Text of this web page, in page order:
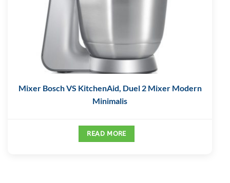
Mixer Bosch VS KitchenAid, Duel 2 Mixer Modern
Minimalis
READ MORE